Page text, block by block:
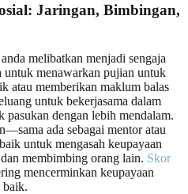
Jaringan, Bimbingan,
melibatkan menjadi sengaja
untuk menawarkan pujian untuk
atau memberikan maklum balas
untuk bekerjasama dalam
dengan lebih mendalam.
ada sebagai mentor atau
untuk mengasah keupayaan
membimbing orang lain. Skor
mencerminkan keupayaan
baik.